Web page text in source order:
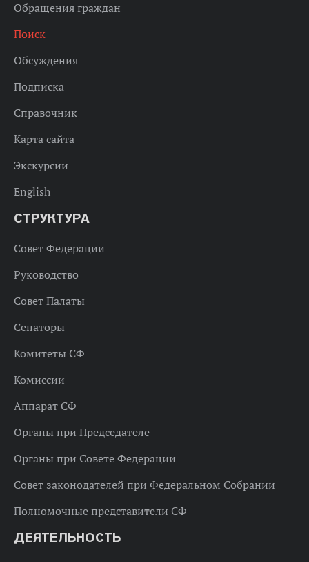
Обращения граждан
Поиск
Обсуждения
Подписка
Справочник
Карта сайта
Экскурсии
English
СТРУКТУРА
Совет Федерации
Руководство
Совет Палаты
Сенаторы
Комитеты СФ
Комиссии
Аппарат СФ
Органы при Председателе
Органы при Совете Федерации
Совет законодателей при Федеральном Собрании
Полномочные представители СФ
ДЕЯТЕЛЬНОСТЬ